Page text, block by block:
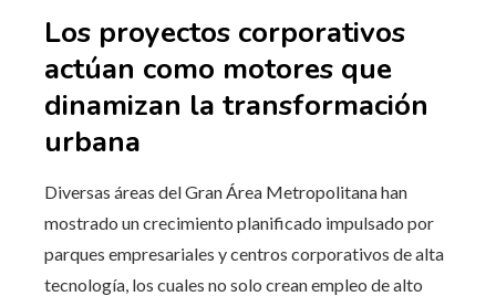
Los proyectos corporativos
actúan como motores que
dinamizan la transformación
urbana
Diversas áreas del Gran Área Metropolitana han
mostrado un crecimiento planificado impulsado por
parques empresariales y centros corporativos de alta
tecnología, los cuales no solo crean empleo de alto